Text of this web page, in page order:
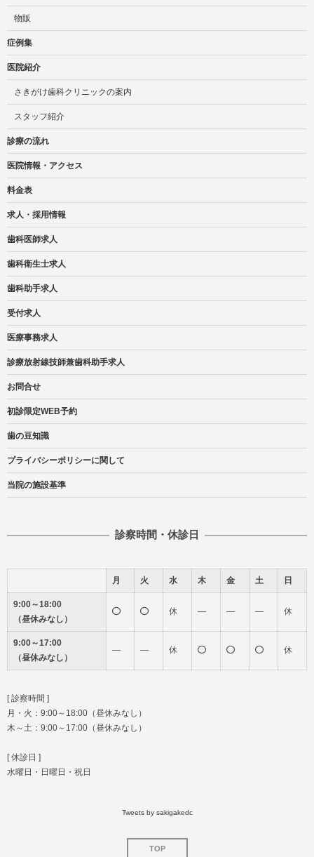
物販
症例集
医院紹介
さきがけ歯科クリニックの案内
スタッフ紹介
診療の流れ
医院情報・アクセス
料金表
求人・採用情報
歯科医師求人
歯科衛生士求人
歯科助手求人
受付求人
医療事務求人
診療放射線技師兼歯科助手求人
お問合せ
初診限定WEB予約
歯の豆知識
プライバシーポリシーに関して
当院の施設基準
診察時間・休診日
月 火 水 木 金 土 日
9:00～18:00
（昼休みなし）
休 ― ― ― 休
9:00～17:00
（昼休みなし）
― ― 休 休
[ 診察時間 ]
月・火：9:00～18:00（昼休みなし）
木～土：9:00～17:00（昼休みなし）
[ 休診日 ]
水曜日・日曜日・祝日
Tweets by sakigakedc
TOP